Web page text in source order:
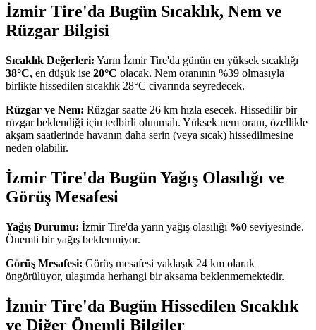
İzmir Tire'da Bugün Sıcaklık, Nem ve
Rüzgar Bilgisi
Sıcaklık Değerleri: Yarın İzmir Tire'da günün en yüksek sıcaklığı
38°C, en düşük ise 20°C olacak. Nem oranının %39 olmasıyla
birlikte hissedilen sıcaklık 28°C civarında seyredecek.
Rüzgar ve Nem: Rüzgar saatte 26 km hızla esecek. Hissedilir bir
rüzgar beklendiği için tedbirli olunmalı. Yüksek nem oranı, özellikle
akşam saatlerinde havanın daha serin (veya sıcak) hissedilmesine
neden olabilir.
İzmir Tire'da Bugün Yağış Olasılığı ve
Görüş Mesafesi
Yağış Durumu: İzmir Tire'da yarın yağış olasılığı %0 seviyesinde.
Önemli bir yağış beklenmiyor.
Görüş Mesafesi: Görüş mesafesi yaklaşık 24 km olarak
öngörülüyor, ulaşımda herhangi bir aksama beklenmemektedir.
İzmir Tire'da Bugün Hissedilen Sıcaklık
ve Diğer Önemli Bilgiler